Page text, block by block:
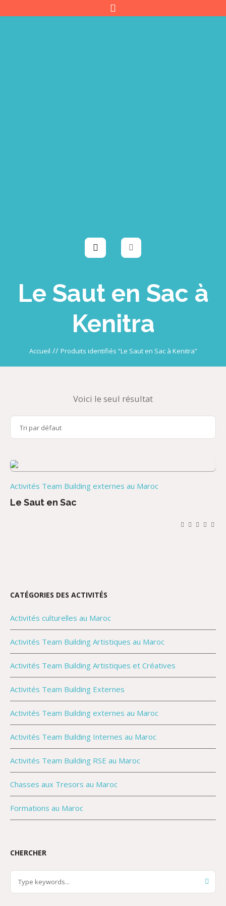
Le Saut en Sac à
Kenitra
Accueil // Produits identifiés “Le Saut en Sac à Kenitra”
Voici le seul résultat
Activités Team Building externes au Maroc
Le Saut en Sac
CATÉGORIES DES ACTIVITÉS
Activités culturelles au Maroc
Activités Team Building Artistiques au Maroc
Activités Team Building Artistiques et Créatives
Activités Team Building Externes
Activités Team Building externes au Maroc
Activités Team Building Internes au Maroc
Activités Team Building RSE au Maroc
Chasses aux Tresors au Maroc
Formations au Maroc
CHERCHER